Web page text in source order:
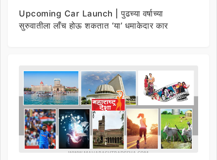
Upcoming Car Launch | पुढच्या वर्षाच्या
सुरुवातीला लाँच होऊ शकतात ‘या’ धमाकेदार कार